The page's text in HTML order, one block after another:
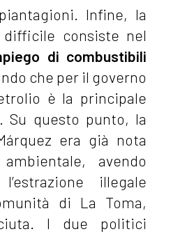
Infine, la
difficile consiste nel
di combustibili
che per il governo
è la principale
Su questo punto, la
era già nota
avendo
illegale
di La Toma,
I due politici